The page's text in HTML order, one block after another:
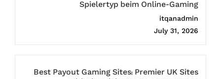
Spielertyp beim Online-Gaming
itqanadmin
July 31, 2026
Best Payout Gaming Sites: Premier UK Sites